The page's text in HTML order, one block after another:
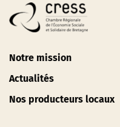
Notre mission
Actualités
Nos producteurs locaux